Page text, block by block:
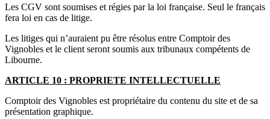
Les CGV sont soumises et régies par la loi française. Seul le français
fera loi en cas de litige.
Les litiges qui n’auraient pu être résolus entre Comptoir des
Vignobles et le client seront soumis aux tribunaux compétents de
Libourne.
ARTICLE 10 : PROPRIETE INTELLECTUELLE
Comptoir des Vignobles est propriétaire du contenu du site et de sa
présentation graphique.